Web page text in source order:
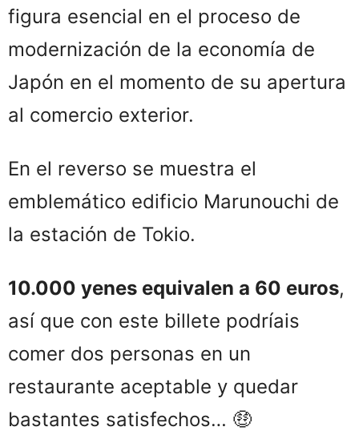
figura esencial en el proceso de
modernización de la economía de
Japón en el momento de su apertura
al comercio exterior.
En el reverso se muestra el
emblemático edificio Marunouchi de
la estación de Tokio.
10.000 yenes equivalen a 60 euros,
así que con este billete podríais
comer dos personas en un
restaurante aceptable y quedar
bastantes satisfechos… 🤑